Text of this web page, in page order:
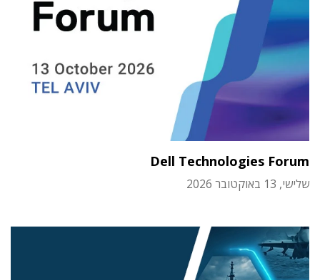
Dell Technologies Forum
שלישי, 13 באוקטובר 2026